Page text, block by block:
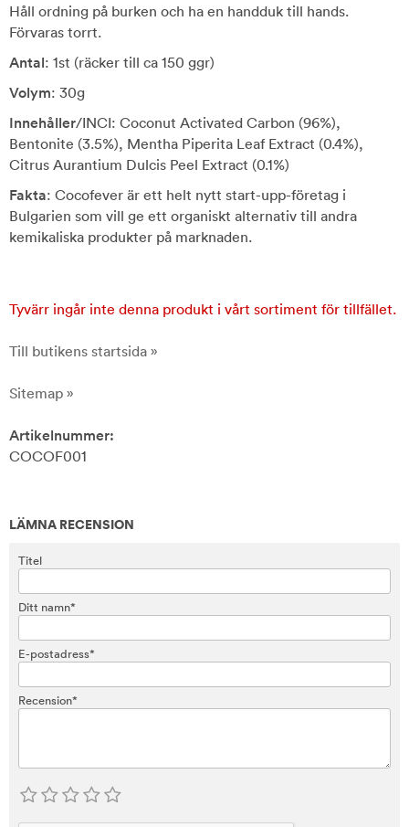
Håll ordning på burken och ha en handduk till hands.
Förvaras torrt.
Antal: 1st (räcker till ca 150 ggr)
Volym: 30g
Innehåller/INCI: Coconut Activated Carbon (96%),
Bentonite (3.5%), Mentha Piperita Leaf Extract (0.4%),
Citrus Aurantium Dulcis Peel Extract (0.1%)
Fakta: Cocofever är ett helt nytt start-upp-företag i
Bulgarien som vill ge ett organiskt alternativ till andra
kemikaliska produkter på marknaden.
Tyvärr ingår inte denna produkt i vårt sortiment för tillfället.
Till butikens startsida »
Sitemap »
Artikelnummer:
COCOF001
LÄMNA RECENSION
Titel
Ditt namn*
E-postadress*
Recension*